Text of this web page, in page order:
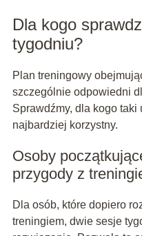
Dla kogo
tygodniu?
Plan treningowy
szczególnie odpowiedni
Sprawdźmy, dla kogo taki
najbardziej korzystny.
Osoby
przygody z
Dla osób, które dopiero
treningiem, dwie sesje